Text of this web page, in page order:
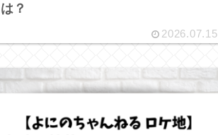
は？
2026.07.15